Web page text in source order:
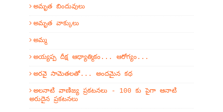
అమృత బిందువులు
అమృత వాక్కులు
అమ్మ
అయ్యప్ప దీక్ష ఆధ్యాత్మికం... ఆరోగ్యం...
అరవై సామెతలతో... అందమైన కథ
అలనాటి వాణిజ్య ప్రకటనలు - 100 కు పైగా ఆనాటి
అరుదైన ప్రకటనలు